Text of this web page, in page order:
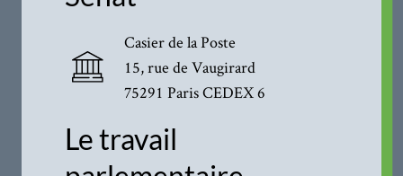
Casier de la Poste
15, rue de Vaugirard
75291 Paris CEDEX 6
Le travail